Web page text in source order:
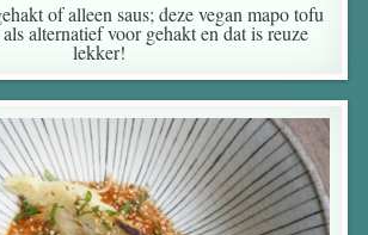
of alleen saus; deze vegan mapo tofu
alternatief voor gehakt en dat is reuze
lekker!